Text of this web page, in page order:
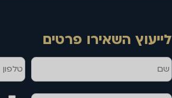
לייעוץ השאירו פרטים